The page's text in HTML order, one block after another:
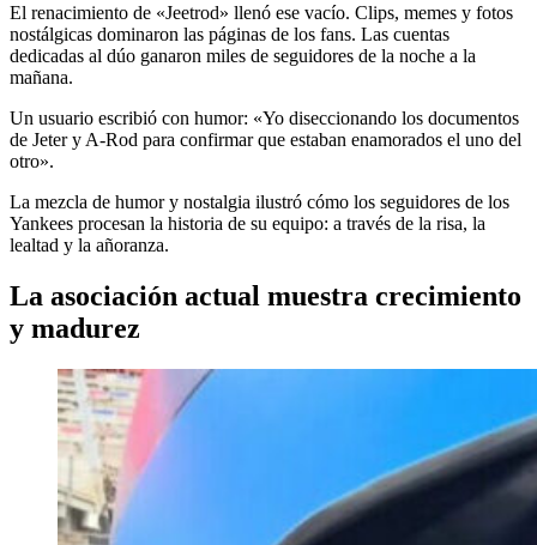
El renacimiento de «Jeetrod» llenó ese vacío. Clips, memes y fotos
nostálgicas dominaron las páginas de los fans. Las cuentas
dedicadas al dúo ganaron miles de seguidores de la noche a la
mañana.
Un usuario escribió con humor: «Yo diseccionando los documentos
de Jeter y A-Rod para confirmar que estaban enamorados el uno del
otro».
La mezcla de humor y nostalgia ilustró cómo los seguidores de los
Yankees procesan la historia de su equipo: a través de la risa, la
lealtad y la añoranza.
La asociación actual muestra crecimiento
y madurez